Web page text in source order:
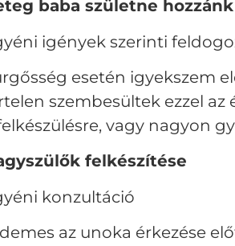
baba születne hozzánk
igények szerinti
esetén igyekszem
szembesültek ezzel
vagy nagyon
felkészítése
konzultáció
az unoka érkezése